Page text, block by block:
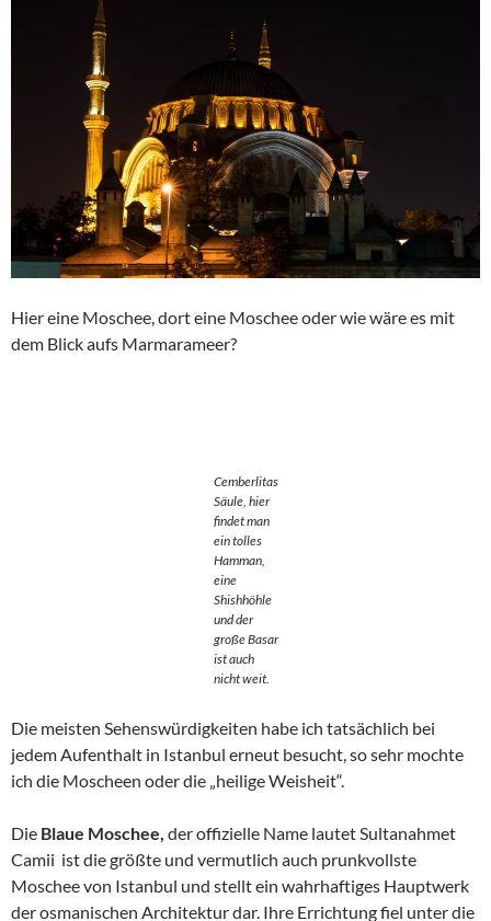
Hier eine Moschee, dort eine Moschee oder wie wäre es mit
dem Blick aufs Marmarameer?
Cemberlitas
Säule, hier
findet man
ein tolles
Hamman,
eine
Shishhöhle
und der
große Basar
ist auch
nicht weit.
Die meisten Sehenswürdigkeiten habe ich tatsächlich bei
jedem Aufenthalt in Istanbul erneut besucht, so sehr mochte
ich die Moscheen oder die „heilige Weisheit“.
Die Blaue Moschee, der offizielle Name lautet Sultanahmet
Camii ist die größte und vermutlich auch prunkvollste
Moschee von Istanbul und stellt ein wahrhaftiges Hauptwerk
der osmanischen Architektur dar. Ihre Errichtung fiel unter die